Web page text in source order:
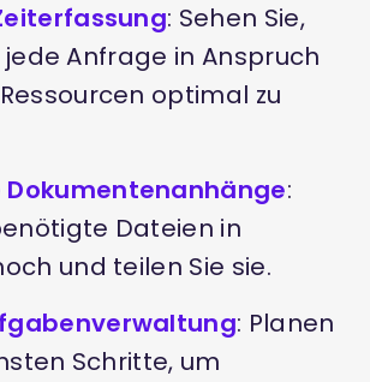
: Sehen Sie,
jede Anfrage in Anspruch
optimal zu
Dokumentenanhänge:
Dateien in
und teilen Sie sie.
: Planen
Schritte, um